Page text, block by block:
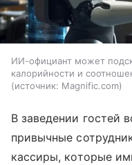
ИИ-официант может
калорийности и
источник: Magnific.com
В заведении гостей
привычные
кассиры, которые